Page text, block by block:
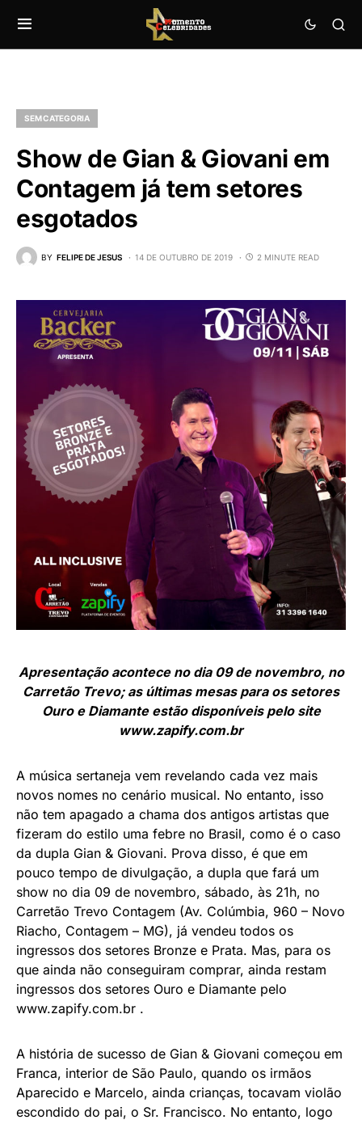
SEM CATEGORIA
Show de Gian & Giovani em
Contagem já tem setores
esgotados
BY FELIPE DE JESUS 14 DE OUTUBRO DE 2019 2 MINUTE READ
Apresentação acontece no dia 09 de novembro, no
Carretão Trevo; as últimas mesas para os setores
Ouro e Diamante estão disponíveis pelo site
www.zapify.com.br
A música sertaneja vem revelando cada vez mais
novos nomes no cenário musical. No entanto, isso
não tem apagado a chama dos antigos artistas que
fizeram do estilo uma febre no Brasil, como é o caso
da dupla Gian & Giovani. Prova disso, é que em
pouco tempo de divulgação, a dupla que fará um
show no dia 09 de novembro, sábado, às 21h, no
Carretão Trevo Contagem (Av. Colúmbia, 960 – Novo
Riacho, Contagem – MG), já vendeu todos os
ingressos dos setores Bronze e Prata. Mas, para os
que ainda não conseguiram comprar, ainda restam
ingressos dos setores Ouro e Diamante pelo
www.zapify.com.br .
A história de sucesso de Gian & Giovani começou em
Franca, interior de São Paulo, quando os irmãos
Aparecido e Marcelo, ainda crianças, tocavam violão
escondido do pai, o Sr. Francisco. No entanto, logo